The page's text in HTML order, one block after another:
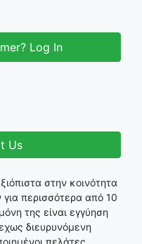
Log In
Us
στην κοινότητα
περισσότερα από 10
της είναι εγγύηση
διευρυνόμενη
πελάτες